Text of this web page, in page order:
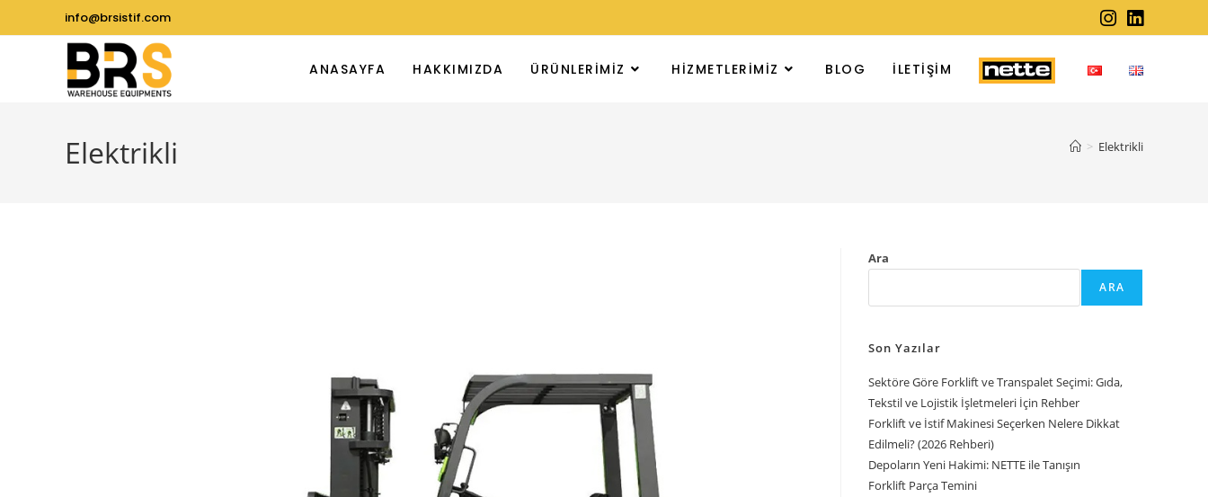
info@brsistif.com
ANASAYFA HAKKIMIZDA ÜRÜNLERIMIZ HIZMETLERIMIZ BLOG İLETIŞIM
Elektrikli > Elektrikli
Ara
ARA
Son Yazılar
Sektöre Göre Forklift ve Transpalet Seçimi: Gıda,
Tekstil ve Lojistik İşletmeleri İçin Rehber
Forklift ve İstif Makinesi Seçerken Nelere Dikkat
Edilmeli? (2026 Rehberi)
Depoların Yeni Hakimi: NETTE ile Tanışın
Forklift Parça Temini